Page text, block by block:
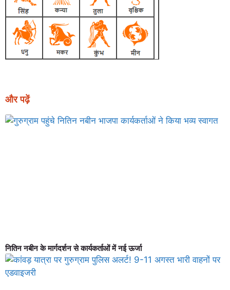
और पढ़ें
नितिन नबीन के मार्गदर्शन से कार्यकर्ताओं में नई ऊर्जा